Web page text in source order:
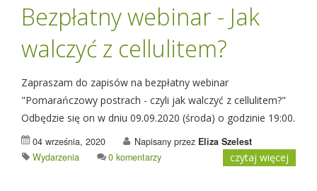
Bezpłatny webinar - Jak
walczyć z cellulitem?
Zapraszam do zapisów na bezpłatny webinar
"Pomarańczowy postrach - czyli jak walczyć z cellulitem?"
Odbędzie się on w dniu 09.09.2020 (środa) o godzinie 19:00.
04 września, 2020 Napisany przez Eliza Szelest
Wydarzenia
0 komentarzy czytaj więcej